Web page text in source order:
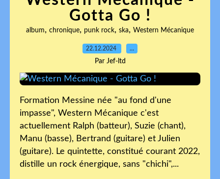
Gotta Go !
album, chronique, punk rock, ska, Western Mécanique
22.12.2024 …
Par Jef-ltd
Formation Messine née "au fond d'une
impasse", Western Mécanique c'est
actuellement Ralph (batteur), Suzie (chant),
Manu (basse), Bertrand (guitare) et Julien
(guitare). Le quintette, constitué courant 2022,
distille un rock énergique, sans "chichi",...